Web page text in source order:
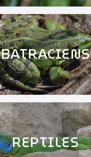
BATRACIENS
REPTILES